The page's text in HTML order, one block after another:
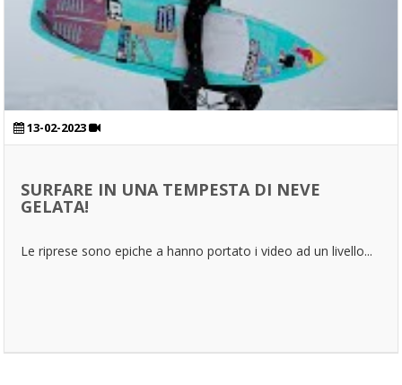
13-02-2023
SURFARE IN UNA TEMPESTA DI NEVE
GELATA!
Le riprese sono epiche a hanno portato i video ad un livello...